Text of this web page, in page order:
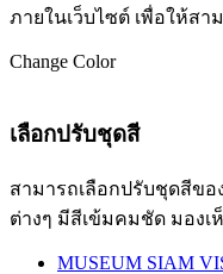
ภายในเว็บไซต์ เพื่อให้ส
Change Color
เลือกปรับชุดสี
สามารถเลือกปรับชุดสีขอ
ต่างๆ มีสีเข้มคมชัด มองเ
MUSEUM SIAM